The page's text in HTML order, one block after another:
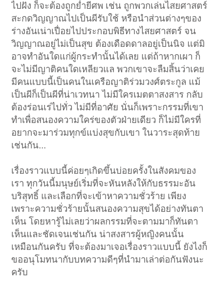
ไปฝัง ก็จะต้องถูกย่ำยีศพ เช่น ถูกพวกเล่นไสยศาสตร์
สะกดวิญญาณไปเป็นผีรับใช้ หรือนำส่วนต่างๆของ
ร่างอันเน่าเปื่อยไปประกอบพิธีทางไสยศาสตร์ จน
วิญญาณอยู่ไม่เป็นสุข ต้องเดือดดาลอยู่เป็นนิจ แต่มิ
อาจทำอันใดแก่ผู้กระทำนั้นได้เลย แต่ถ้าหากเผา ก็
จะไม่มีญาติคนใดเหลียวแล พวกเขาจะลืมสิ้นว่าเคย
มีคนแบบนี้เป็นคนในเครือญาติร่วมวงศ์ตระกูล แม้
เป็นผีก็เป็นผีที่น่าเวทนา ไม่มีใครเมตตาสงสาร กลับ
ต้องร่อนเร่ไปทั่ว ไม่มีที่อาศัย นั่นก็เพราะกรรมที่เขา
ทำเพื่อสนองความใคร่ของตัวฝ่ายเดียว ก็ไม่มีใครที่
อยากจะมาร่วมทุกข์แบ่งสุขกับเขา ในวาระสุดท้าย
เช่นกัน...
เรื่องราวแบบนี้ค่อยๆเกิดขึ้นบ่อยครั้งในสังคมของ
เรา ทุกวันนี้มนุษย์เริ่มที่จะหันหลังให้กับธรรมะอัน
บริสุทธิ์ และเลือกที่จะเข้าหาความชั่วร้าย เพียง
เพราะความชั่วร้ายนั้นสนองความสุขได้อย่างทันตา
เห็น โดยหารู้ไม่เลยว่าผลกรรมที่จะตามมาก็ทันตา
เห็นและชัดเจนเช่นกัน น่าสงสารผู้หญิงคนนั้น
เหมือนกันครับ ที่จะต้องมาเจอเรื่องราวแบบนี้ ยังไงก็
ขออนุโมทนากับบทความดีๆที่นำมาเล่าต่อกันฟังนะ
ครับ